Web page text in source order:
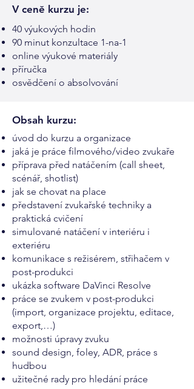
V ceně kurzu je:
40 výukových hodin
90 minut konzultace 1-na-1
online výukové materiály
příručka
osvědčení o absolvování
Obsah kurzu:
úvod do kurzu a organizace
jaká je práce filmového/video zvukaře
příprava před natáčením (call sheet,
scénář, shotlist)
jak se chovat na place
představení zvukařské techniky a
praktická cvičení
simulované natáčení v interiéru i
exteriéru
komunikace s režisérem, střihačem v
post-produkci
ukázka software DaVinci Resolve
práce se zvukem v post-produkci
(import, organizace projektu, editace,
export,…)
možnosti úpravy zvuku
sound design, foley, ADR, práce s
hudbou
užitečné rady pro hledání práce